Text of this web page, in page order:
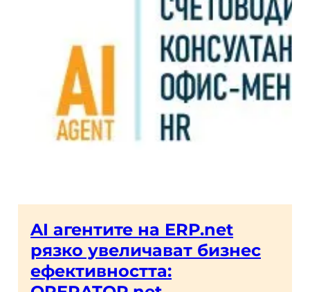
AI агентите на ERP.net
рязко увеличават бизнес
ефективността: